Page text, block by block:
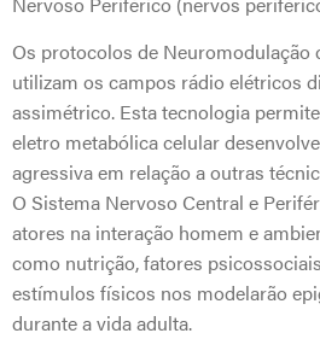
Os protocolos de Neuromodulação
utilizam os campos rádio elétricos
assimétrico. Esta tecnologia
eletro metabólica celular
agressiva em relação a outras
O Sistema Nervoso Central e
atores na interação homem e
como nutrição, fatores
estímulos físicos nos modelarão
durante a vida adulta.